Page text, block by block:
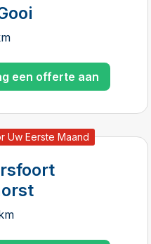
een offerte aan
Uw Eerste Maand